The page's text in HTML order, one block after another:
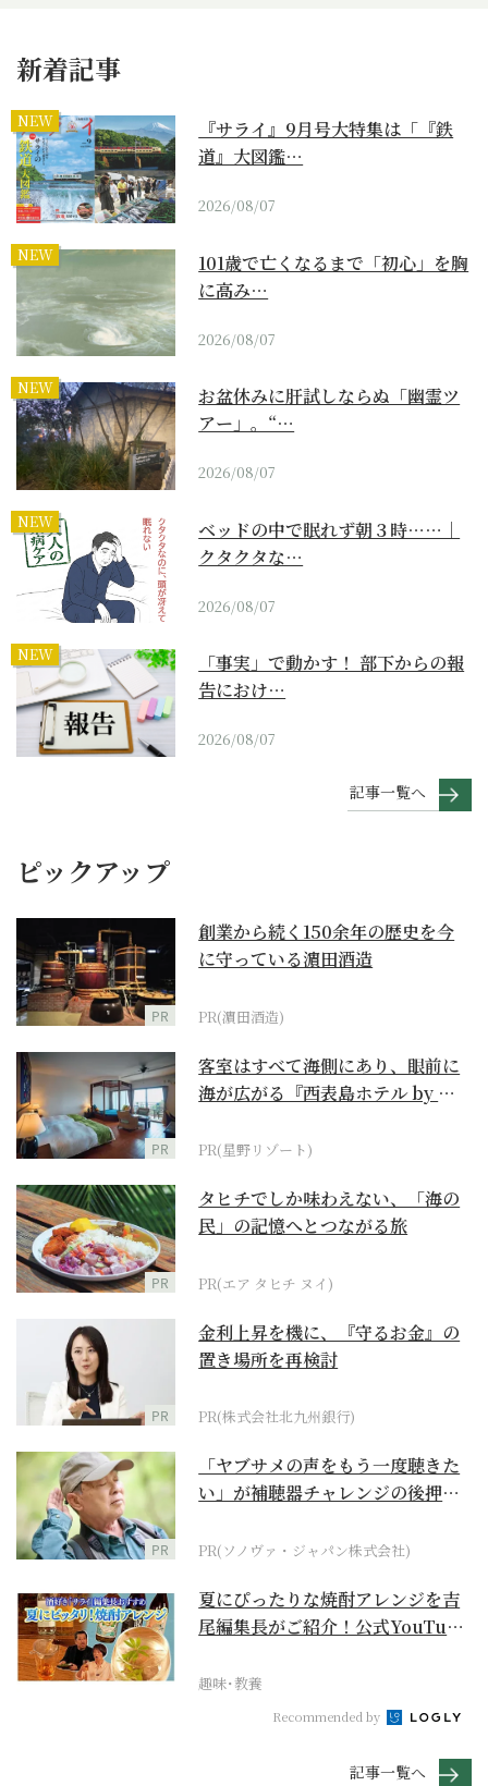
新着記事
NEW
『サライ』9月号大特集は「『鉄
道』大図鑑…
2026/08/07
NEW
101歳で亡くなるまで「初心」を胸
に高み…
2026/08/07
NEW
お盆休みに肝試しならぬ「幽霊ツ
アー」。“…
2026/08/07
NEW
ベッドの中で眠れず朝３時……｜
クタクタな…
2026/08/07
NEW
「事実」で動かす！ 部下からの報
告におけ…
2026/08/07
記事一覧へ
ピックアップ
PR
創業から続く150余年の歴史を今
に守っている濵田酒造
PR(濵田酒造)
PR
客室はすべて海側にあり、眼前に
海が広がる『西表島ホテル by 星
PR(星野リゾート)
PR
タヒチでしか味わえない、「海の
民」の記憶へとつながる旅
PR(エア タヒチ ヌイ)
PR
金利上昇を機に、『守るお金』の
置き場所を再検討
PR(株式会社北九州銀行)
PR
「ヤブサメの声をもう一度聴きた
い」が補聴器チャレンジの後押し
PR(ソノヴァ・ジャパン株式会社)
夏にぴったりな焼酎アレンジを吉
尾編集長がご紹介！公式YouTube
趣味･教養
Recommended by
記事一覧へ